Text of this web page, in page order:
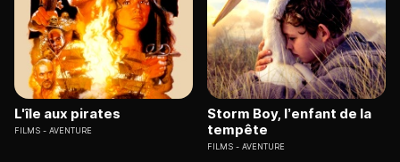
L'île aux pirates
FILMS AVENTURE
Storm Boy, l’enfant de la
tempête
FILMS AVENTURE